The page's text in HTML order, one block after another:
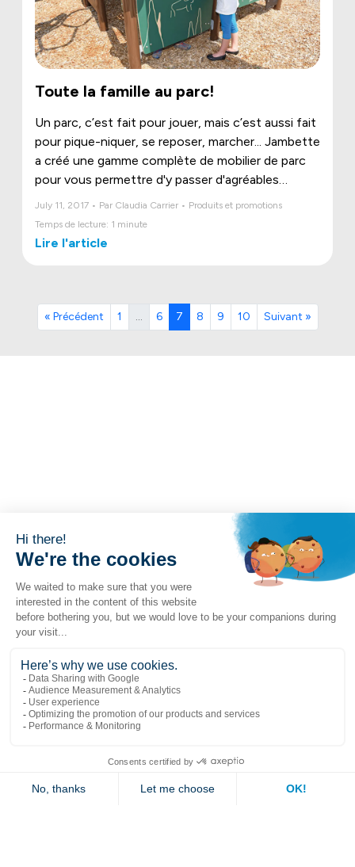
Toute la famille au parc!
Un parc, c’est fait pour jouer, mais c’est aussi fait
pour pique-niquer, se reposer, marcher... Jambette
a créé une gamme complète de mobilier de parc
pour vous permettre d'y passer d'agréables
July 11, 2017 • Par Claudia Carrier • Produits et promotions
Temps de lecture: 1 minute
Lire l'article
« Précédent 1 … 6 7 8 9 10 Suivant »
Liens populaires
Nous joindre